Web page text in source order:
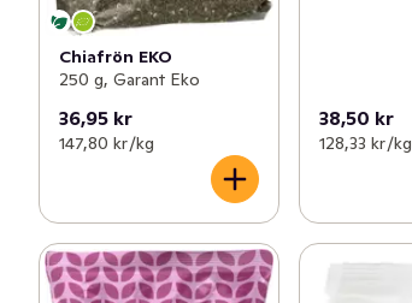
Chiafrön EKO
250 g, Garant Eko
36,95 kr
147,80 kr /kg
38,50 kr
128,33 kr /kg